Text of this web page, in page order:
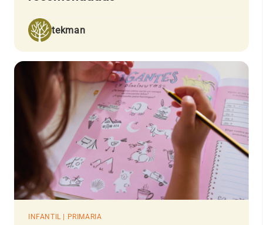
tekman
INFANTIL | PRIMARIA